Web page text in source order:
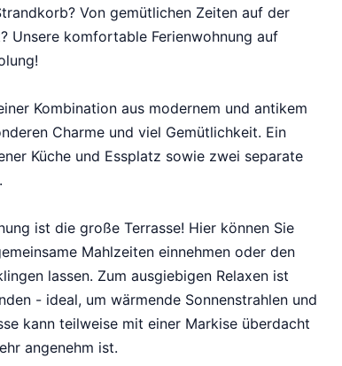
Von gemütlichen Zeiten auf der
Unsere komfortable Ferienwohnung auf
Kombination aus modernem und antikem
Charme und viel Gemütlichkeit. Ein
Küche und Essplatz sowie zwei separate
ist die große Terrasse! Hier können Sie
Mahlzeiten einnehmen oder den
lassen. Zum ausgiebigen Relaxen ist
- ideal, um wärmende Sonnenstrahlen und
kann teilweise mit einer Markise überdacht
angenehm ist.